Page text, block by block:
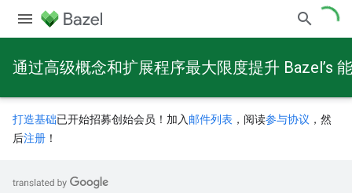
通过高级概念和扩展程序最大限度提升 Bazel’s
打造基础已开始招募创始会员！加入 邮件列表 ，阅读参与协议 ，然
后注册 ！